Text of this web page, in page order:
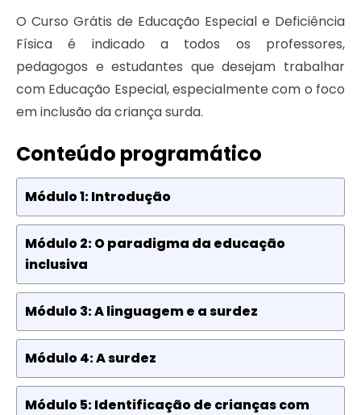
O Curso Grátis de Educação Especial e Deficiência
Física é indicado a todos os professores,
pedagogos e estudantes que desejam trabalhar
com Educação Especial, especialmente com o foco
em inclusão da criança surda.
Conteúdo programático
Módulo 1: Introdução
Módulo 2: O paradigma da educação
inclusiva
Módulo 3: A linguagem e a surdez
Módulo 4: A surdez
Módulo 5: Identificação de crianças com